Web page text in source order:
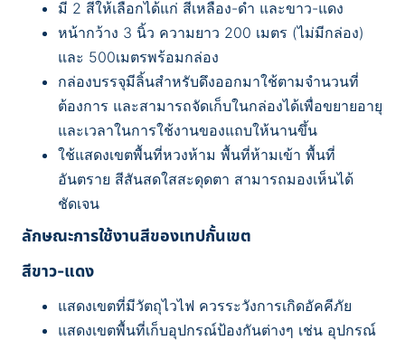
มี 2 สีให้เลือกได้แก่ สีเหลือง-ดำ และขาว-แดง
หน้ากว้าง 3 นิ้ว ความยาว 200 เมตร (ไม่มีกล่อง)
และ 500เมตรพร้อมกล่อง
กล่องบรรจุมีลิ้นสำหรับดึงออกมาใช้ตามจำนวนที่
ต้องการ และสามารถจัดเก็บในกล่องได้เพื่อขยายอายุ
และเวลาในการใช้งานของแถบให้นานขึ้น
ใช้แสดงเขตพื้นที่หวงห้าม พื้นที่ห้ามเข้า พื้นที่
อันตราย สีสันสดใสสะดุดตา สามารถมองเห็นได้
ชัดเจน
ลักษณะการใช้งานสีของเทปกั้นเขต
สีขาว-แดง
แสดงเขตที่มีวัตถุไวไฟ ควรระวังการเกิดอัคคีภัย
แสดงเขตพื้นที่เก็บอุปกรณ์ป้องกันต่างๆ เช่น อุปกรณ์